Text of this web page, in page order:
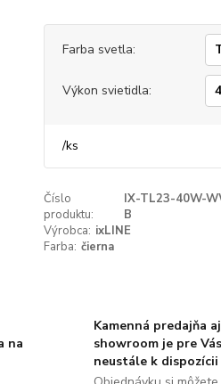
Farba svetla:
Výkon svietidla:
/ks
Číslo
produktu:
IX-TL23-40W-
B
Výrobca: ixLINE
Farba: čierna
na
Kamenná predajňa aj
showroom je pre Vás
neustále k dispozícii